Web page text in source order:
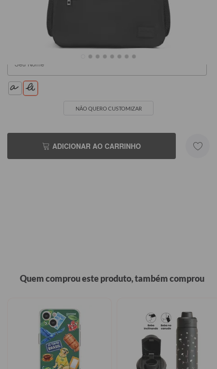
R$199,90
NÃO QUERO CUSTOMIZAR
ADICIONAR AO CARRINHO
Quem comprou este produto, também comprou